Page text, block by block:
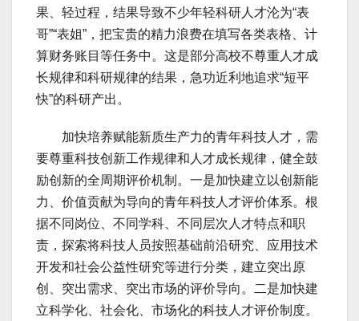
果、轻过程，结果导致不少年轻科研人才沦为“表
哥”“表姐”，把宝贵的精力浪费在填写各类表格、计
算财务账目等任务中。这是部分高校不尊重人才成
长规律和科研规律的结果，急功近利地追求“短平
快”的科研产出。
加快培养赋能新质生产力的青年科技人才，需
要尊重科技创新工作规律和人才成长规律，健全鼓
励创新的全周期评价机制。一是加快建立以创新能
力、价值贡献为导向的青年科技人才评价体系。根
据不同岗位、不同学科、不同层次人才特点和职
责，探索将科技人员按照基础前沿研究、应用技术
开发和社会公益性研究等进行分类，建立突出原
创、突出需求、突出市场的评价导向。二是加快建
立科学化、社会化、市场化的科技人才评价制度。